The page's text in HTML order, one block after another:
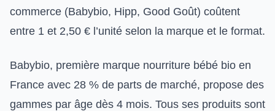
commerce (Babybio, Hipp, Good Goût) coûtent
entre 1 et 2,50 € l’unité selon la marque et le format.
Babybio, première marque nourriture bébé bio en
France avec 28 % de parts de marché, propose des
gammes par âge dès 4 mois. Tous ses produits sont